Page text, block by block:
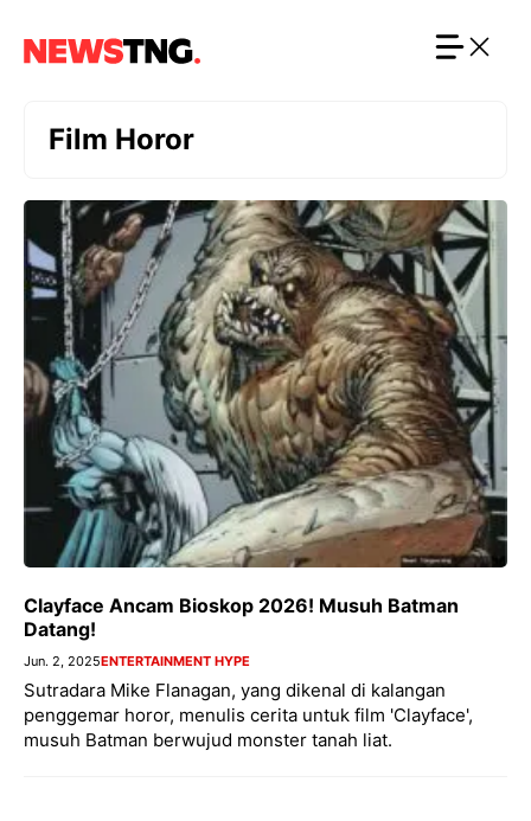
Film Horor
Clayface Ancam Bioskop 2026! Musuh Batman
Datang!
Jun. 2, 2025ENTERTAINMENT HYPE
Sutradara Mike Flanagan, yang dikenal di kalangan
penggemar horor, menulis cerita untuk film 'Clayface',
musuh Batman berwujud monster tanah liat.